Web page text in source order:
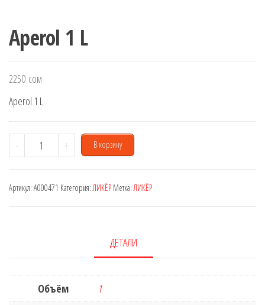
Aperol 1 L
2250 сом
Aperol 1 L
-
Количество
товара
1
+ В корзину
Артикул: A000471 Категория:ЛИКЁР Метка:ЛИКЁР
ДЕТАЛИ
Объём
1